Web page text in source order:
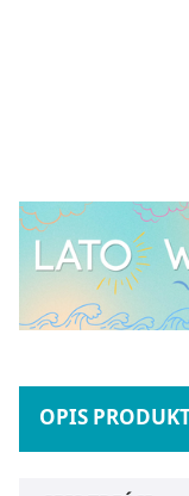
OPIS